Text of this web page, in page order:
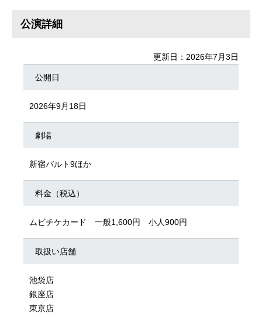
公演詳細
更新日：2026年7月3日
公開日
2026年9月18日
劇場
新宿バルト9ほか
料金（税込）
ムビチケカード 一般1,600円 小人900円
取扱い店舗
池袋店
銀座店
東京店